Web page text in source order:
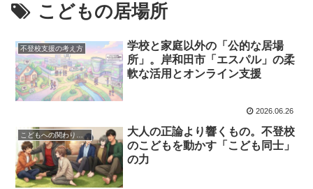
こどもの居場所
不登校支援の考え方
学校と家庭以外の「公的な居場
所」。岸和田市「エスパル」の柔
軟な活用とオンライン支援
2026.06.26
大人の正論より響くもの。不登校
のこどもを動かす「こども同士」
の力